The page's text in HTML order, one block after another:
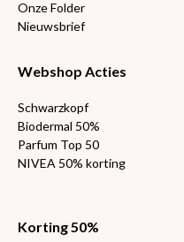
Onze Folder
Nieuwsbrief
Webshop Acties
Schwarzkopf
Biodermal 50%
Parfum Top 50
NIVEA 50% korting
Korting 50%